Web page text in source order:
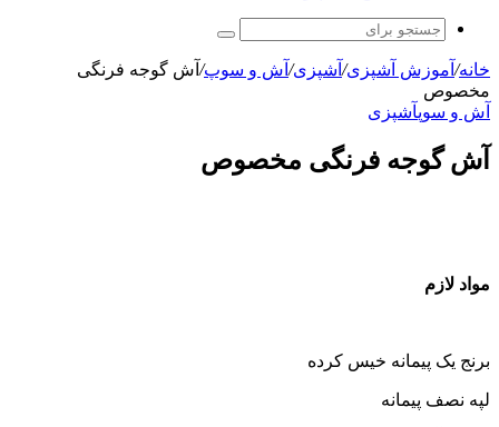
جستجو
برای
خانه/ آموزش آشپزی/ آشپزی/ آش و سوپ/ آش گوجه فرنگی
مخصوص
آش و سوپآشپزی
آش گوجه فرنگی مخصوص
مواد لازم
برنج یک پیمانه خیس کرده
لپه نصف پیمانه